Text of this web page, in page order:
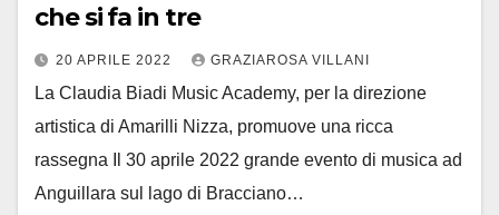
che si fa in tre
20 APRILE 2022 GRAZIAROSA VILLANI
La Claudia Biadi Music Academy, per la direzione
artistica di Amarilli Nizza, promuove una ricca
rassegna Il 30 aprile 2022 grande evento di musica ad
Anguillara sul lago di Bracciano…